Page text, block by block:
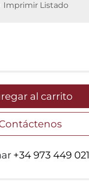
Imprimir Listado
al carrito
+34 973 449 021